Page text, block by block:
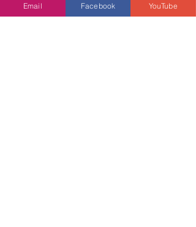
相關文章 查看全部
Email Facebook YouTube